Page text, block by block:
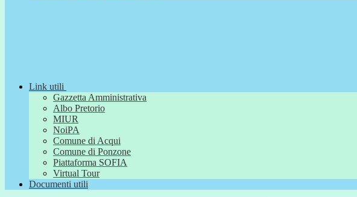
Link utili
Gazzetta Amministrativa
Albo Pretorio
MIUR
NoiPA
Comune di Acqui
Comune di Ponzone
Piattaforma SOFIA
Virtual Tour
Documenti utili